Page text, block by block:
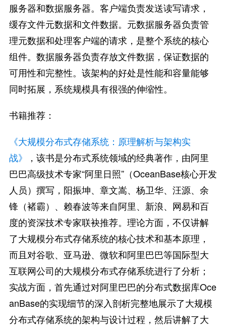
服务器和数据服务器。客户端负责发送读写请求，
缓存文件元数据和文件数据。元数据服务器负责管
理元数据和处理客户端的请求，是整个系统的核心
组件。数据服务器负责存放文件数据，保证数据的
可用性和完整性。该架构的好处是性能和容量能够
同时拓展，系统规模具有很强的伸缩性。
书籍推荐：
《大规模分布式存储系统：原理解析与架构实
战》
，该书是分布式系统领域的经典著作，由阿里
巴巴高级技术专家“阿里日照”（OceanBase核心开发
人员）撰写，阳振坤、章文嵩、杨卫华、汪源、余
锋（褚霸）、赖春波等来自阿里、新浪、网易和百
度的资深技术专家联袂推荐。理论方面，不仅讲解
了大规模分布式存储系统的核心技术和基本原理，
而且对谷歌、亚马逊、微软和阿里巴巴等国际型大
互联网公司的大规模分布式存储系统进行了分析；
实战方面，首先通过对阿里巴巴的分布式数据库Oce
anBase的实现细节的深入剖析完整地展示了大规模
分布式存储系统的架构与设计过程，然后讲解了大